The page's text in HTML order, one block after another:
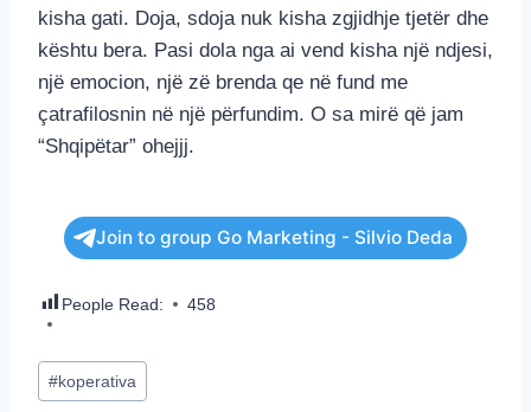
kisha gati. Doja, sdoja nuk kisha zgjidhje tjetër dhe
kështu bera. Pasi dola nga ai vend kisha një ndjesi,
një emocion, një zë brenda qe në fund me
çatrafilosnin në një përfundim. O sa mirë që jam
“Shqipëtar” ohejjj.
Join to group Go Marketing - Silvio Deda
People Read: 458
#koperativa